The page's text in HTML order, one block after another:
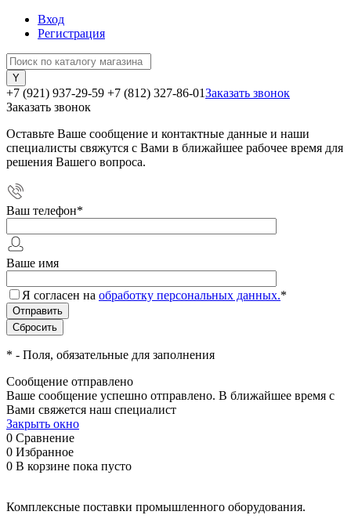
Вход
Регистрация
+7 (921) 937-29-59 +7 (812) 327-86-01Заказать звонок
Заказать звонок
Оставьте Ваше сообщение и контактные данные и наши
специалисты свяжутся с Вами в ближайшее рабочее время для
решения Вашего вопроса.
Ваш телефон*
Ваше имя
Я согласен на обработку персональных данных.*
* - Поля, обязательные для заполнения
Сообщение отправлено
Ваше сообщение успешно отправлено. В ближайшее время с
Вами свяжется наш специалист
Закрыть окно
0 Сравнение
0 Избранное
0 В корзине пока пусто
Комплексные поставки промышленного оборудования.